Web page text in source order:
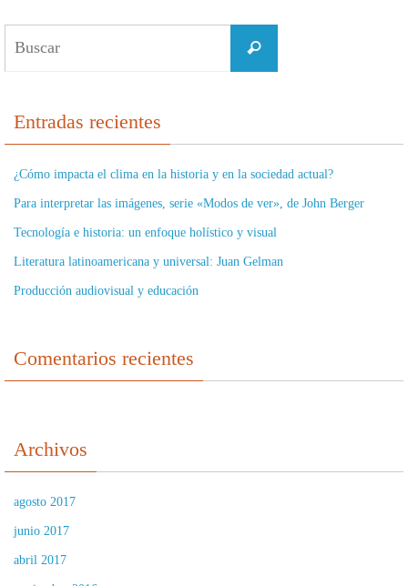
Buscar
Entradas recientes
¿Cómo impacta el clima en la historia y en la sociedad actual?
Para interpretar las imágenes, serie «Modos de ver», de John Berger
Tecnología e historia: un enfoque holístico y visual
Literatura latinoamericana y universal: Juan Gelman
Producción audiovisual y educación
Comentarios recientes
Archivos
agosto 2017
junio 2017
abril 2017